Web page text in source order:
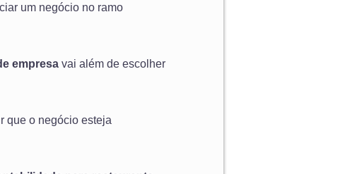
um negócio no ramo
empresa vai além de escolher
que o negócio esteja